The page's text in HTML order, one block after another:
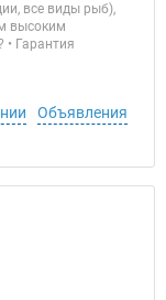
все виды рыб),
высоким
Гарантия
Объявления